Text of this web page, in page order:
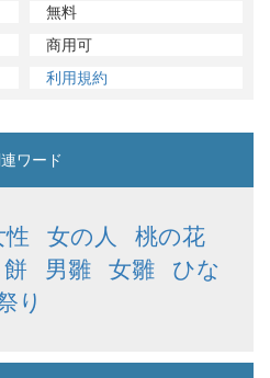
無料
商用可
利用規約
ワード
性 女の人
桃の花
男雛 女雛
ひな
り